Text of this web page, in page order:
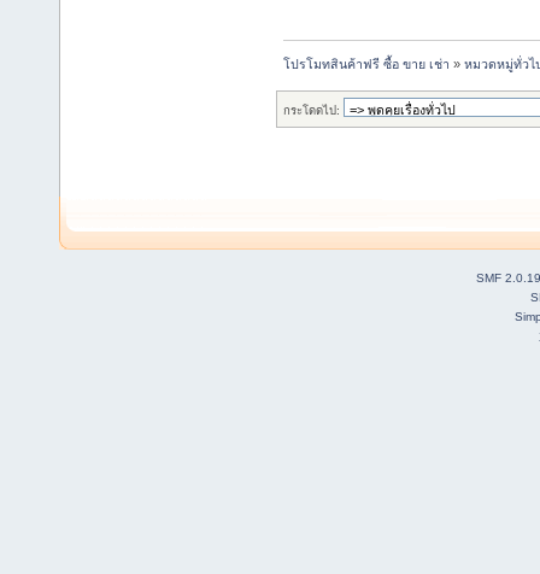
โปรโมทสินค้าฟรี ซื้อ ขาย เช่า »หมวดหมู่ทั่วไ
กระโดดไป:
SMF 2.0.19